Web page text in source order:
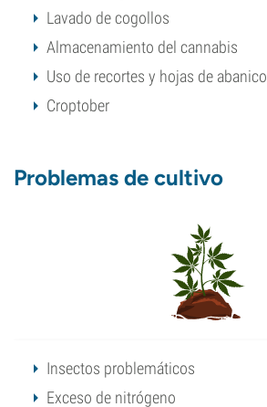
Lavado de cogollos
Almacenamiento del cannabis
Uso de recortes y hojas de abanico
Croptober
Problemas de cultivo
Insectos problemáticos
Exceso de nitrógeno